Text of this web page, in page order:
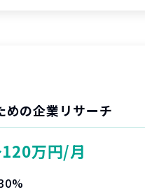
めの企業リサーチ
万円/月